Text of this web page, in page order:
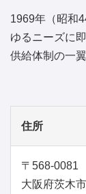
1969年（昭和
ゆるニーズに
供給体制の一
住所
〒568-0081
大阪府茨木